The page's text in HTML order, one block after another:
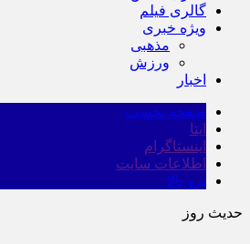
گالری فیلم
ویژه خبری
مذهبی
ورزش
اخبار
صفحه نخست
ایتا
اینستاگرام
اطلاعات سایت
برو بالا
حدیث روز